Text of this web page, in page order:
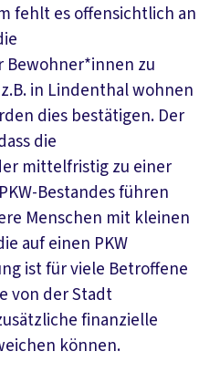
fehlt es offensichtlich an
zu
in Lindenthal wohnen
dies bestätigen. Der
die
mittelfristig zu einer
Bestandes führen
Menschen mit kleinen
auf einen PKW
ist für viele Betroffene
von der Stadt
finanzielle
können.